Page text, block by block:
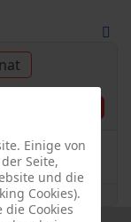
Einige von
Seite,
und die
Cookies).
Cookies